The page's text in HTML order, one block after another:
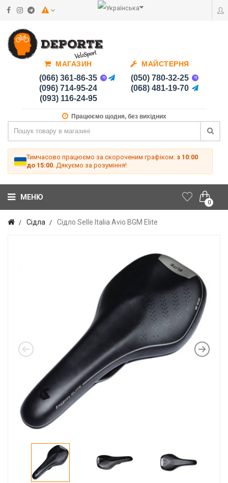
МАГАЗИН
(066) 361-86-35
(096) 714-95-24
(093) 116-24-95
МАЙСТЕРНЯ
(050) 780-32-25
(068) 481-19-70
Працюємо щодня, без вихідних
Тимчасово працюємо за скороченим графіком: з 10:00
до 15:00 . Дякуємо за розуміння!
0
МЕНЮ
Сідла Сідло Selle Italia Avio BGM Elite